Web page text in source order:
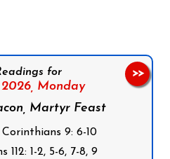
for
Monday
Martyr Feast
Corinthians 9: 6-10
112: 1-2, 5-6, 7-8, 9
>>